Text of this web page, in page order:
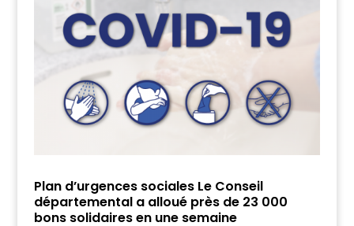
Plan d’urgences sociales Le Conseil
départemental a alloué près de 23 000
bons solidaires en une semaine